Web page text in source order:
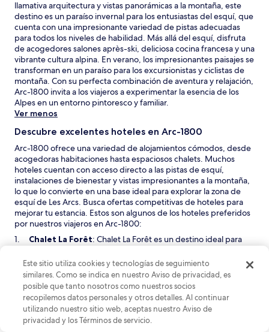
llamativa arquitectura y vistas panorámicas a la montaña, este
destino es un paraíso invernal para los entusiastas del esquí, que
cuenta con una impresionante variedad de pistas adecuadas
para todos los niveles de habilidad. Más allá del esquí, disfruta
de acogedores salones après-ski, deliciosa cocina francesa y una
vibrante cultura alpina. En verano, los impresionantes paisajes se
transforman en un paraíso para los excursionistas y ciclistas de
montaña. Con su perfecta combinación de aventura y relajación,
Arc-1800 invita a los viajeros a experimentar la esencia de los
Alpes en un entorno pintoresco y familiar.
Ver menos
Descubre excelentes hoteles en Arc-1800
Arc-1800 ofrece una variedad de alojamientos cómodos, desde
acogedoras habitaciones hasta espaciosos chalets. Muchos
hoteles cuentan con acceso directo a las pistas de esquí,
instalaciones de bienestar y vistas impresionantes a la montaña,
lo que lo convierte en una base ideal para explorar la zona de
esquí de Les Arcs. Busca ofertas competitivas de hoteles para
mejorar tu estancia. Estos son algunos de los hoteles preferidos
por nuestros viajeros en Arc-1800:
Chalet La ForêtS
a
b
r
á
e
: Chalet La Forêt es un destino ideal para
vacaciones de esquí. Con un cómodo acceso a los autobuses
y remontes de esquí, esta propiedad sitúa a los huéspedes
en el corazón de la acción de los deportes de invierno. El
ambiente está diseñado para la comodidad, con
acogedores alojamientos que satisfacen las necesidades de
los esquiadores exigentes. Los comentarios positivos
destacan el acceso perfecto al esquí y el ambiente
Este sitio utiliza cookies y tecnologías de seguimiento
similares. Como se indica en nuestro Aviso de privacidad, es
posible que tanto nosotros como nuestros socios
recopilemos datos personales y otros detalles. Al continuar
utilizando nuestro sitio web, aceptas nuestro Aviso de
privacidad y los Términos de servicio.